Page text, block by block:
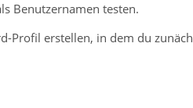
Benutzernamen testen.
Profil erstellen, in dem du